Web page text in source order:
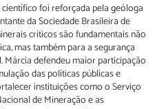
foi reforçada pela geóloga
da Sociedade Brasileira de
críticos são fundamentais não
mas também para a segurança
defendeu maior participação
das políticas públicas e
instituições como o Serviço
de Mineração e as